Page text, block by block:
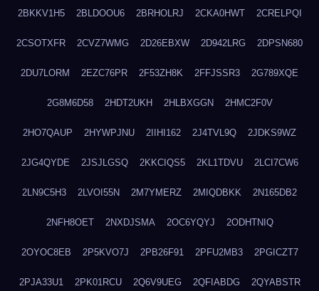
2BKKV1H5 2BLDOOU6 2BRHOLRJ 2CKA0HWT 2CRELPQI
2CSOTXFR 2CVZ7WMG 2D26EBXW 2D942LRG 2DPSN680
2DU7LORM 2EZC76PR 2F53ZH8K 2FFJSSR3 2G789XQE
2G8M6D58 2HDT2UKH 2HLBXGGN 2HMC2F0V
2HO7QAUP 2HYWPJNU 2IIHI162 2J4TVL9Q 2JDKS9WZ
2JG4QYDE 2JSJLGSQ 2KKCIQS5 2KL1TDVU 2LCI7CW6
2LN9C5H3 2LVOI55N 2M7YMERZ 2MIQDBKK 2N165DB2
2NFH8OET 2NXDJSMA 2OC6YQYJ 2ODHTNIQ
2OYOC8EB 2P5KVO7J 2PB26F91 2PFU2MB3 2PGICZT7
2PJA33U1 2PK01RCU 2Q6V9UEG 2QFIABDG 2QYABSTR